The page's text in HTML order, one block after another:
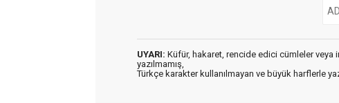
UYARI: Küfür, hakaret, rencide edici cümleler veya
yazılmamış,
Türkçe karakter kullanılmayan ve büyük harflerle